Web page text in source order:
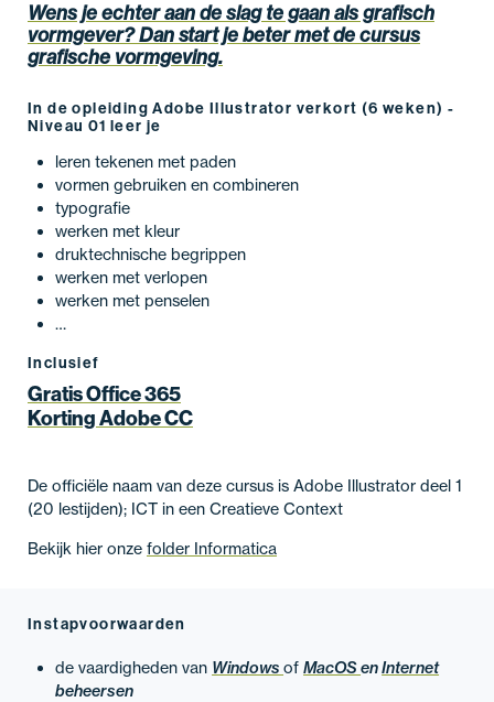
Wens je echter aan de slag te gaan als grafisch
vormgever? Dan start je beter met de cursus
grafische vormgeving.
In de opleiding Adobe Illustrator verkort (6 weken) -
Niveau 01 leer je
leren tekenen met paden
vormen gebruiken en combineren
typografie
werken met kleur
druktechnische begrippen
werken met verlopen
werken met penselen
…
Inclusief
Gratis Office 365
Korting Adobe CC
De officiële naam van deze cursus is Adobe Illustrator deel 1
(20 lestijden); ICT in een Creatieve Context
Bekijk hier onze folder Informatica
Instapvoorwaarden
de vaardigheden van WindowsofMacOSenInternet
beheersen